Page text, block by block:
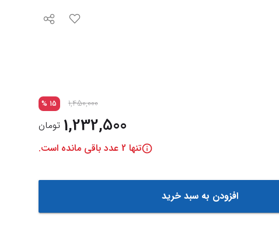
1,450,000
15
%
1,232,500 تومان
تنها 2 عدد باقی مانده است.
افزودن به سبد خرید